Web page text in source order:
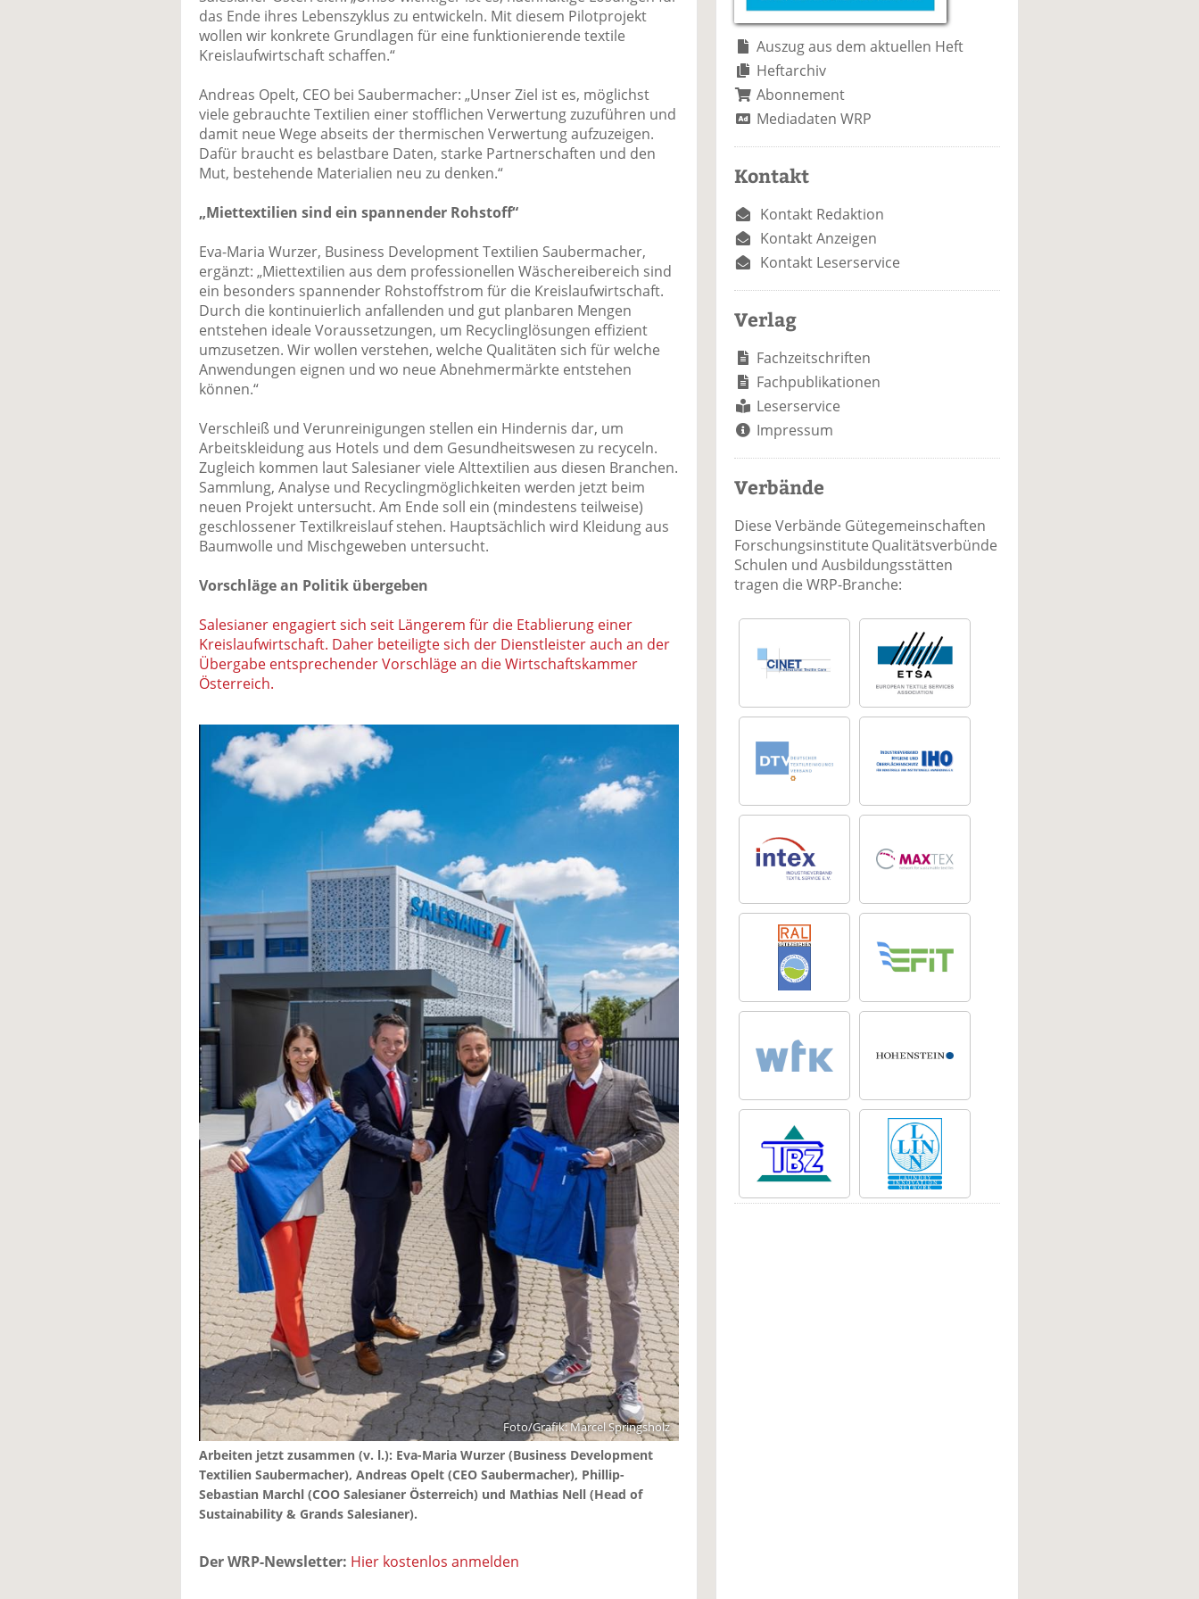
n
n
das Ende ihres Lebenszyklus zu entwickeln. Mit diesem Pilotprojekt
wollen wir konkrete Grundlagen für eine funktionierende textile
Kreislaufwirtschaft schaffen.“
Andreas Opelt, CEO bei Saubermacher: „Unser Ziel ist es, möglichst
viele gebrauchte Textilien einer stofflichen Verwertung zuzuführen und
damit neue Wege abseits der thermischen Verwertung aufzuzeigen.
Dafür braucht es belastbare Daten, starke Partnerschaften und den
Mut, bestehende Materialien neu zu denken.“
„Miettextilien sind ein spannender Rohstoff“
Eva-Maria Wurzer, Business Development Textilien Saubermacher,
ergänzt: „Miettextilien aus dem professionellen Wäschereibereich sind
ein besonders spannender Rohstoffstrom für die Kreislaufwirtschaft.
Durch die kontinuierlich anfallenden und gut planbaren Mengen
entstehen ideale Voraussetzungen, um Recyclinglösungen effizient
umzusetzen. Wir wollen verstehen, welche Qualitäten sich für welche
Anwendungen eignen und wo neue Abnehmermärkte entstehen
können.“
Verschleiß und Verunreinigungen stellen ein Hindernis dar, um
Arbeitskleidung aus Hotels und dem Gesundheitswesen zu recyceln.
Zugleich kommen laut Salesianer viele Alttextilien aus diesen Branchen.
Sammlung, Analyse und Recyclingmöglichkeiten werden jetzt beim
neuen Projekt untersucht. Am Ende soll ein (mindestens teilweise)
geschlossener Textilkreislauf stehen. Hauptsächlich wird Kleidung aus
Baumwolle und Mischgeweben untersucht.
Vorschläge an Politik übergeben
Salesianer engagiert sich seit Längerem für die Etablierung einer
Kreislaufwirtschaft. Daher beteiligte sich der Dienstleister auch an der
Übergabe entsprechender Vorschläge an die Wirtschaftskammer
Österreich.
Foto/Grafik: Marcel Springsholz
Arbeiten jetzt zusammen (v. l.): Eva-Maria Wurzer (Business Development
Textilien Saubermacher), Andreas Opelt (CEO Saubermacher), Phillip-
Sebastian Marchl (COO Salesianer Österreich) und Mathias Nell (Head of
Sustainability & Grands Salesianer).
Der WRP-Newsletter: Hier kostenlos anmelden
Auszug aus dem aktuellen Heft
Heftarchiv
Abonnement
Mediadaten WRP
Kontakt
Kontakt Redaktion
Kontakt Anzeigen
Kontakt Leserservice
Verlag
Fachzeitschriften
Fachpublikationen
Leserservice
Impressum
Verbände
Diese Verbände Gütegemeinschaften
Forschungsinstitute Qualitätsverbünde
Schulen und Ausbildungsstätten
tragen die WRP-Branche: